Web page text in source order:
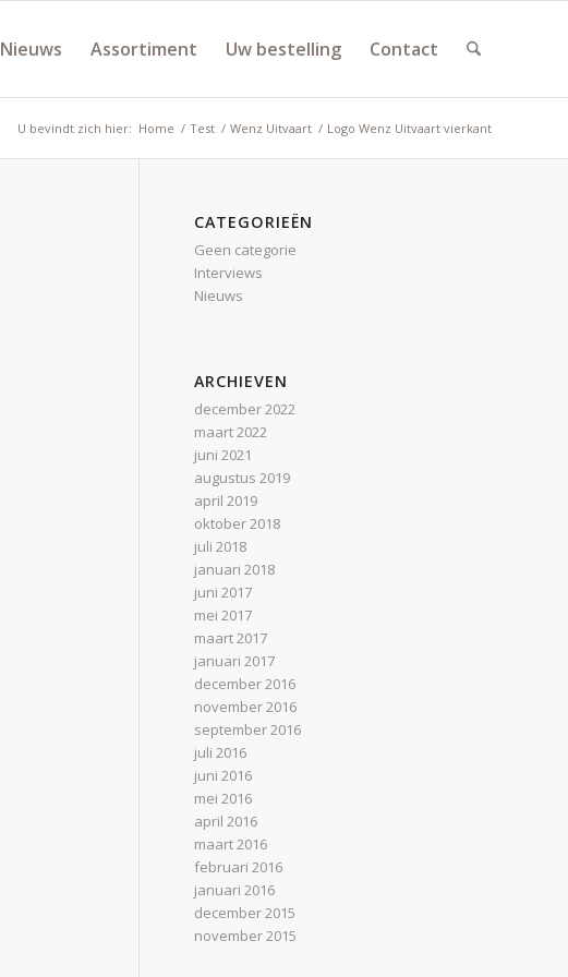
Nieuws Assortiment Uw bestelling Contact
U bevindt zich hier: Home / Test / Wenz Uitvaart / Logo Wenz Uitvaart vierkant
CATEGORIEËN
Geen categorie
Interviews
Nieuws
ARCHIEVEN
december 2022
maart 2022
juni 2021
augustus 2019
april 2019
oktober 2018
juli 2018
januari 2018
juni 2017
mei 2017
maart 2017
januari 2017
december 2016
november 2016
september 2016
juli 2016
juni 2016
mei 2016
april 2016
maart 2016
februari 2016
januari 2016
december 2015
november 2015